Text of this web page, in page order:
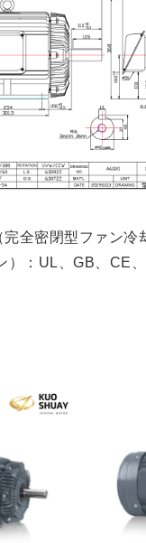
全密閉型ファン冷
）：UL、GB、CE、